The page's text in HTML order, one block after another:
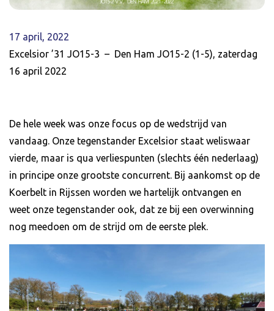
17 april, 2022
Excelsior ’31 JO15-3 – Den Ham JO15-2 (1-5), zaterdag
16 april 2022
De hele week was onze focus op de wedstrijd van
vandaag. Onze tegenstander Excelsior staat weliswaar
vierde, maar is qua verliespunten (slechts één nederlaag)
in principe onze grootste concurrent. Bij aankomst op de
Koerbelt in Rijssen worden we hartelijk ontvangen en
weet onze tegenstander ook, dat ze bij een overwinning
nog meedoen om de strijd om de eerste plek.